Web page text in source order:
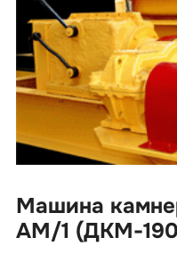
Машина
АМ/1 (ДКМ-